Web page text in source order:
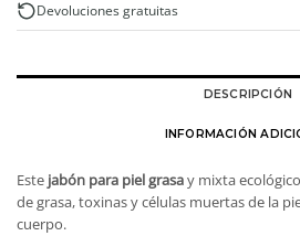
Devoluciones gratuitas
DESCRIPCIÓN
INFORMACIÓN
Este jabón para piel grasay mixta
de grasa, toxinas y células muertas de la
cuerpo.